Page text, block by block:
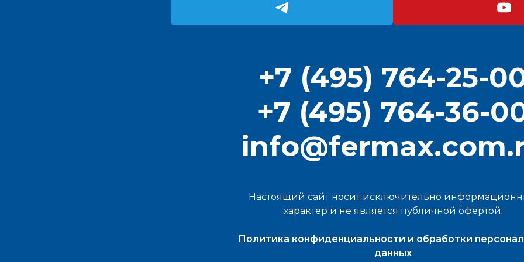
+7 (495) 764-25-
+7 (495) 764-36-
Настоящий сайт носит исключительно
характер и не является публичной офертой.
Политика конфиденциальности и обработки
данных